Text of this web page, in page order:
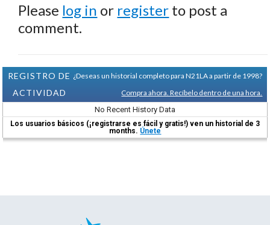
Please log in or register to post a
comment.
REGISTRO DE
ACTIVIDAD
¿Deseas un historial completo para N21LA a partir de 1998?
Compra ahora. Recíbelo dentro de una hora.
No Recent History Data
Los usuarios básicos (¡registrarse es fácil y gratis!) ven un historial de 3
months. Únete